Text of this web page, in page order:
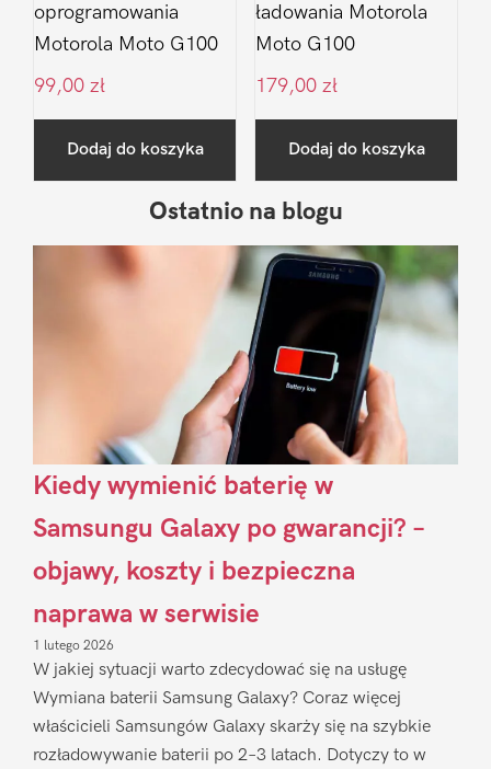
oprogramowania
Motorola Moto G100
99,00 zł
Dodaj do koszyka
ładowania Motorola
Moto G100
179,00 zł
Dodaj do koszyka
Sidebar
Ostatnio na blogu
Kiedy wymienić baterię w
Samsungu Galaxy po gwarancji? –
objawy, koszty i bezpieczna
naprawa w serwisie
1 lutego 2026
W jakiej sytuacji warto zdecydować się na usługę
Wymiana baterii Samsung Galaxy? Coraz więcej
właścicieli Samsungów Galaxy skarży się na szybkie
rozładowywanie baterii po 2–3 latach. Dotyczy to w